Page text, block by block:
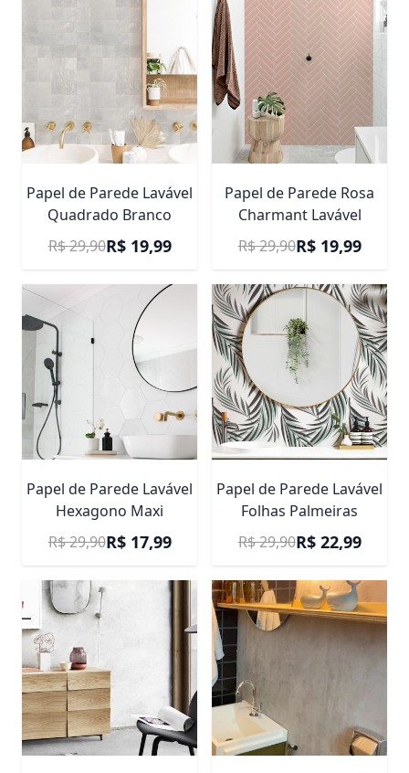
Papel de Parede Lavável
Quadrado Branco
Preço Promocional
R$ 19,99
R$ 29,90
Papel de Parede Rosa
Charmant Lavável
Preço Promocional
R$ 19,99
R$ 29,90
Papel de Parede Lavável
Hexagono Maxi
Preço Promocional
R$ 17,99
R$ 29,90
Papel de Parede Lavável
Folhas Palmeiras
Preço Promocional
R$ 22,99
R$ 29,90